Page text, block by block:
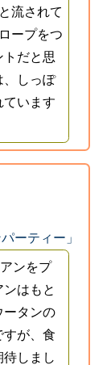
流されて
ープをつ
トだと思
、しっぽ
ています
ーティー」
ンをプ
はもと
ータンの
すが、食
しまし